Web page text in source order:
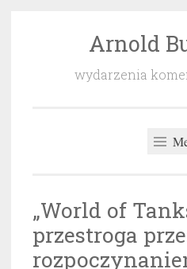
Arnold
wydarzenia
„World of
przestroga